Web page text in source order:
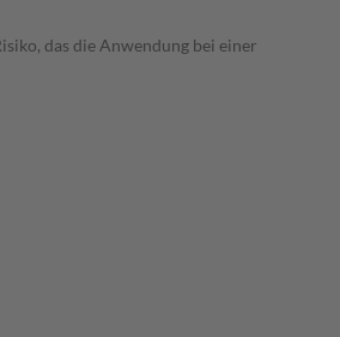
das die Anwendung bei einer